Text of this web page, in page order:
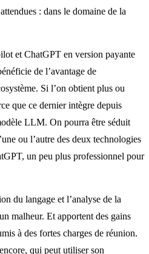
: dans le domaine de la
et ChatGPT en version payante
de l’avantage de
Si l’on obtient plus ou
que ce dernier intègre depuis
LLM. On pourra être séduit
ou l’autre des deux technologies
un peu plus professionnel pour
du langage et l’analyse de la
malheur. Et apportent des gains
à des fortes charges de réunion.
qui peut utiliser son